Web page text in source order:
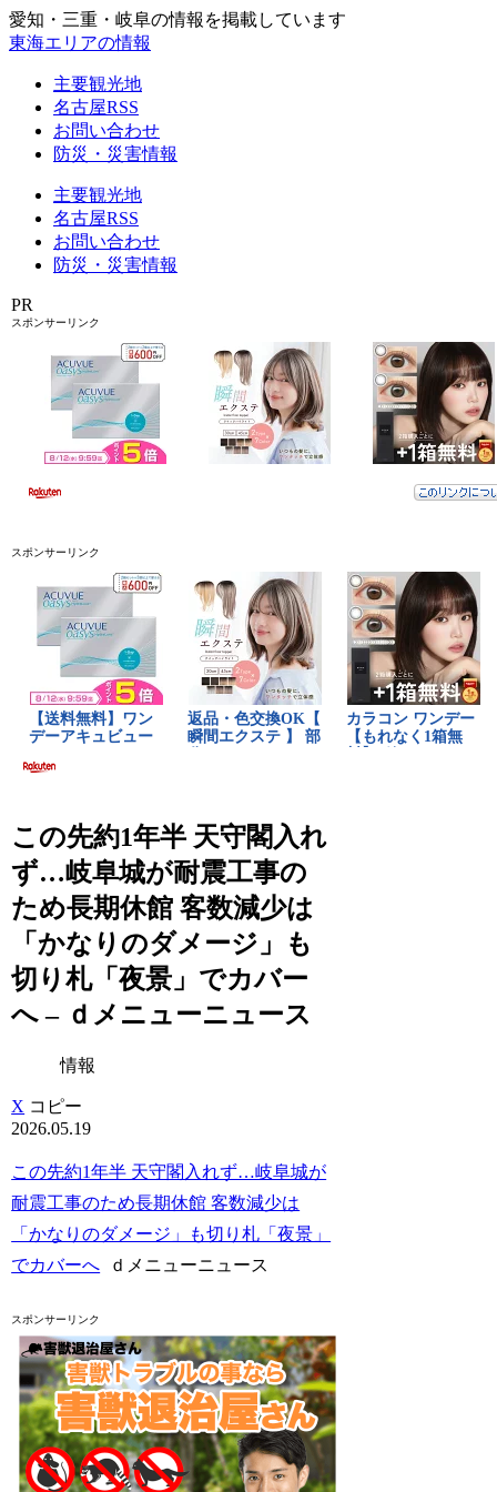
愛知・三重・岐阜の情報を掲載しています
東海エリアの情報
主要観光地
名古屋RSS
お問い合わせ
防災・災害情報
主要観光地
名古屋RSS
お問い合わせ
防災・災害情報
PR
スポンサーリンク
スポンサーリンク
この先約1年半 天守閣入れ
ず…岐阜城が耐震工事の
ため長期休館 客数減少は
「かなりのダメージ」も
切り札「夜景」でカバー
へ – ｄメニューニュース
情報
X コピー
2026.05.19
この先約1年半 天守閣入れず…岐阜城が
耐震工事のため長期休館 客数減少は
「かなりのダメージ」も切り札「夜景」
でカバーへ ｄメニューニュース
スポンサーリンク